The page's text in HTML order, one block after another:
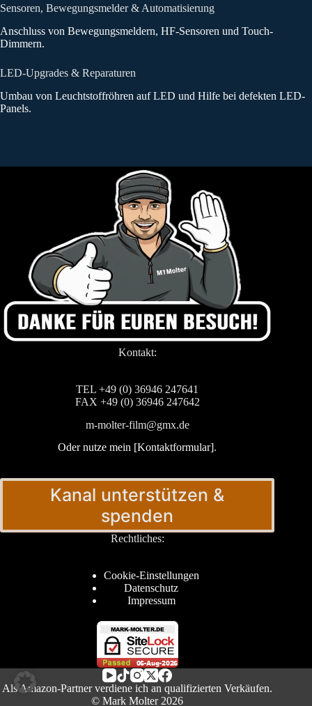
Sensoren, Bewegungsmelder & Automatisierung
Anschluss von Bewegungsmeldern, HF-Sensoren und Touch-
Dimmern.
LED-Upgrades & Reparaturen
Umbau von Leuchtstoffröhren auf LED und Hilfe bei defekten LED-
Panels.
Kontakt:
TEL +49 (0) 36946 247641
FAX +49 (0) 36946 247642
m-molter-film@gmx.de
Oder nutze mein [Kontaktformular].
Kanal unterstützen &
spenden
Rechtliches:
Cookie-Einstellungen
Datenschutz
Impressum
Als Amazon-Partner verdiene ich an qualifizierten Verkäufen.
© Mark Molter 2026